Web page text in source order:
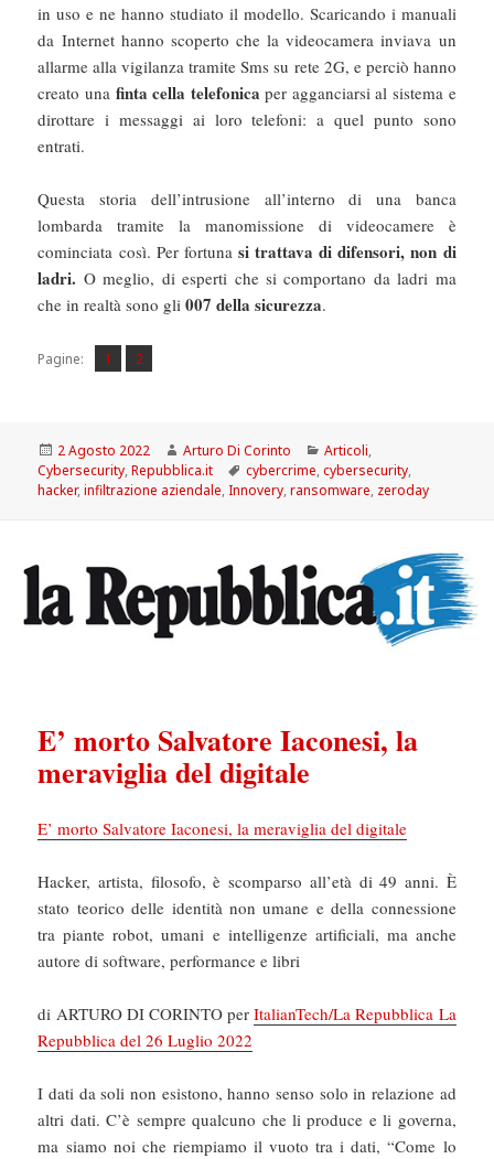
in uso e ne hanno studiato il modello. Scaricando i manuali
da Internet hanno scoperto che la videocamera inviava un
allarme alla vigilanza tramite Sms su rete 2G, e perciò hanno
creato una finta cella telefonica per agganciarsi al sistema e
dirottare i messaggi ai loro telefoni: a quel punto sono
entrati.
Questa storia dell’intrusione all’interno di una banca
lombarda tramite la manomissione di videocamere è
cominciata così. Per fortuna si trattava di difensori, non di
ladri. O meglio, di esperti che si comportano da ladri ma
che in realtà sono gli007 della sicurezza.
Pagine: Pagina
1 ,
Pagina
2
Scritto
il
2 Agosto 2022 Autore
Arturo Di Corinto Categorie
Articoli,
Cybersecurity,Repubblica.it Tag
cybercrime,cybersecurity,
hacker,infiltrazione aziendale,Innovery,ransomware, zeroday
E’ morto Salvatore Iaconesi, la
meraviglia del digitale
E’ morto Salvatore Iaconesi, la meraviglia del digitale
Hacker, artista, filosofo, è scomparso all’età di 49 anni. È
stato teorico delle identità non umane e della connessione
tra piante robot, umani e intelligenze artificiali, ma anche
autore di software, performance e libri
di ARTURO DI CORINTO perItalianTech/La Repubblica La
Repubblica del 26 Luglio 2022
I dati da soli non esistono, hanno senso solo in relazione ad
altri dati. C’è sempre qualcuno che li produce e li governa,
ma siamo noi che riempiamo il vuoto tra i dati, “Come lo